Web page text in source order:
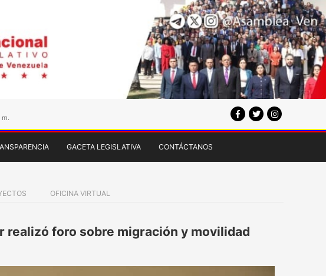
GACETA LEGISLATIVA CONTÁCTANOS
OFICINA VIRTUAL
realizó foro sobre migración y movilidad